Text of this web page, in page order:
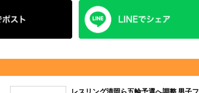
レスリング清岡ら五輪予選へ調整 男子フ